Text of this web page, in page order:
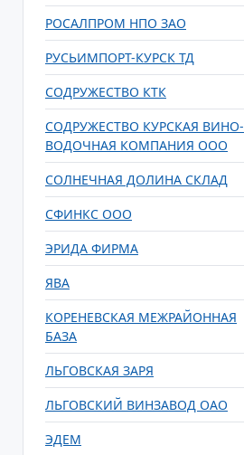
РОСАЛПРОМ НПО ЗАО
РУСЬИМПОРТ-КУРСК ТД
СОДРУЖЕСТВО КТК
СОДРУЖЕСТВО КУРСКАЯ ВИНО-
ВОДОЧНАЯ КОМПАНИЯ ООО
СОЛНЕЧНАЯ ДОЛИНА СКЛАД
СФИНКС ООО
ЭРИДА ФИРМА
ЯВА
КОРЕНЕВСКАЯ МЕЖРАЙОННАЯ
БАЗА
ЛЬГОВСКАЯ ЗАРЯ
ЛЬГОВСКИЙ ВИНЗАВОД ОАО
ЭДЕМ